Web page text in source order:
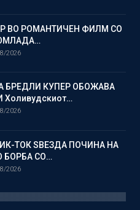
ВО РОМАНТИЧЕН ФИЛМ СО
2026
БРЕДЛИ КУПЕР ОБОЖАВА
Холивудскиот…
2026
ТОК ЅВЕЗДА ПОЧИНА НА
БОРБА СО…
2026